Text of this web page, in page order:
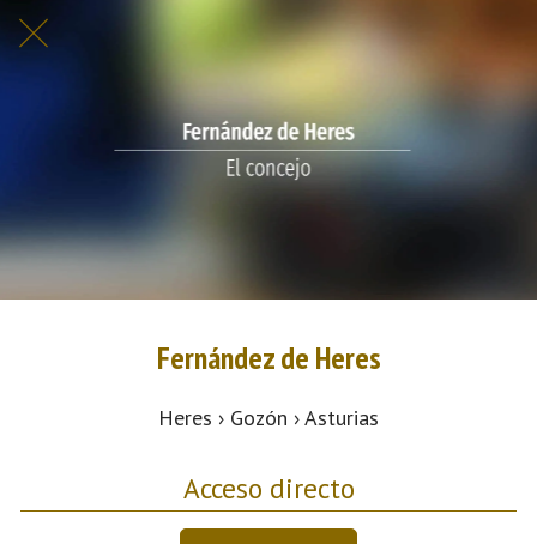
Fernández de Heres
Heres › Gozón › Asturias
Acceso directo